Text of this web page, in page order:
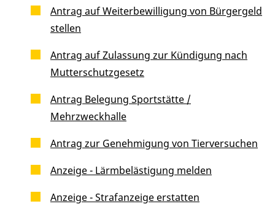
Antrag auf Weiterbewilligung von Bürgergeld
stellen
Antrag auf Zulassung zur Kündigung nach
Mutterschutzgesetz
Antrag Belegung Sportstätte /
Mehrzweckhalle
Antrag zur Genehmigung von Tierversuchen
Anzeige - Lärmbelästigung melden
Anzeige - Strafanzeige erstatten